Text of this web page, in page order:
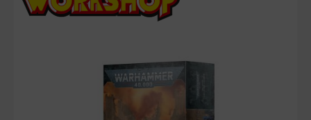
Bildergalerie überspringen